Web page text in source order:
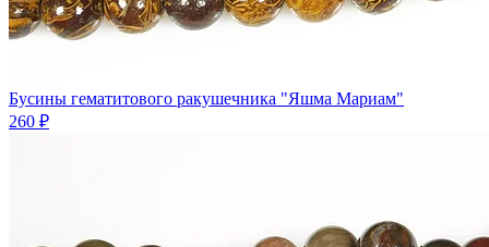
Бусины гематитового ракушечника "Яшма Мариам"
260 ₽